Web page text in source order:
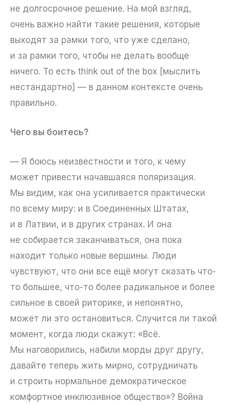
не долгосрочное решение. На мой взгляд,
очень важно найти такие решения, которые
выходят за рамки того, что уже сделано,
и за рамки того, чтобы не делать вообще
ничего. То есть think out of the box [мыслить
нестандартно] — в данном контексте очень
правильно.
Чего вы боитесь?
— Я боюсь неизвестности и того, к чему
может привести начавшаяся поляризация.
Мы видим, как она усиливается практически
по всему миру: и в Соединенных Штатах,
и в Латвии, и в других странах. И она
не собирается заканчиваться, она пока
находит только новые вершины. Люди
чувствуют, что они все ещё могут сказать что-
то большее, что-то более радикальное и более
сильное в своей риторике, и непонятно,
может ли это остановиться. Случится ли такой
момент, когда люди скажут: «Всё.
Мы наговорились, набили морды друг другу,
давайте теперь жить мирно, сотрудничать
и строить нормальное демократическое
комфортное инклюзивное общество»? Война